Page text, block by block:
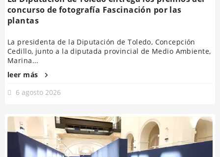
concurso de fotografía Fascinación por las
plantas
La presidenta de la Diputación de Toledo, Concepción
Cedillo, junto a la diputada provincial de Medio Ambiente,
Marina...
leer más
6 agosto 2026